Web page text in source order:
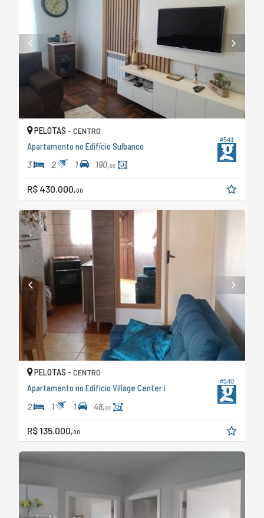
#541
PELOTAS - CENTRO
Apartamento no Edifício Sulbanco
3 2 1 190,00
R$ 430.000,00
#540
PELOTAS - CENTRO
Apartamento no Edifício Village Center i
2 1 1 48,00
R$ 135.000,00